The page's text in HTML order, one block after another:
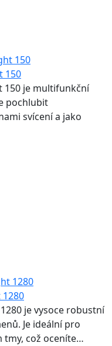
150
150 je multifunkční
pochlubit
svícení a jako
je vysoce robustní
Je ideální pro
tmy, což oceníte…